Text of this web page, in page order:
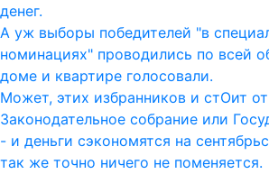
денег.
А уж выборы победителей "в
номинациях" проводились по всей
доме и квартире голосовали.
Может, этих избранников и стОит
Законодательное собрание или
- и деньги сэкономятся на
так же точно ничего не поменяется.